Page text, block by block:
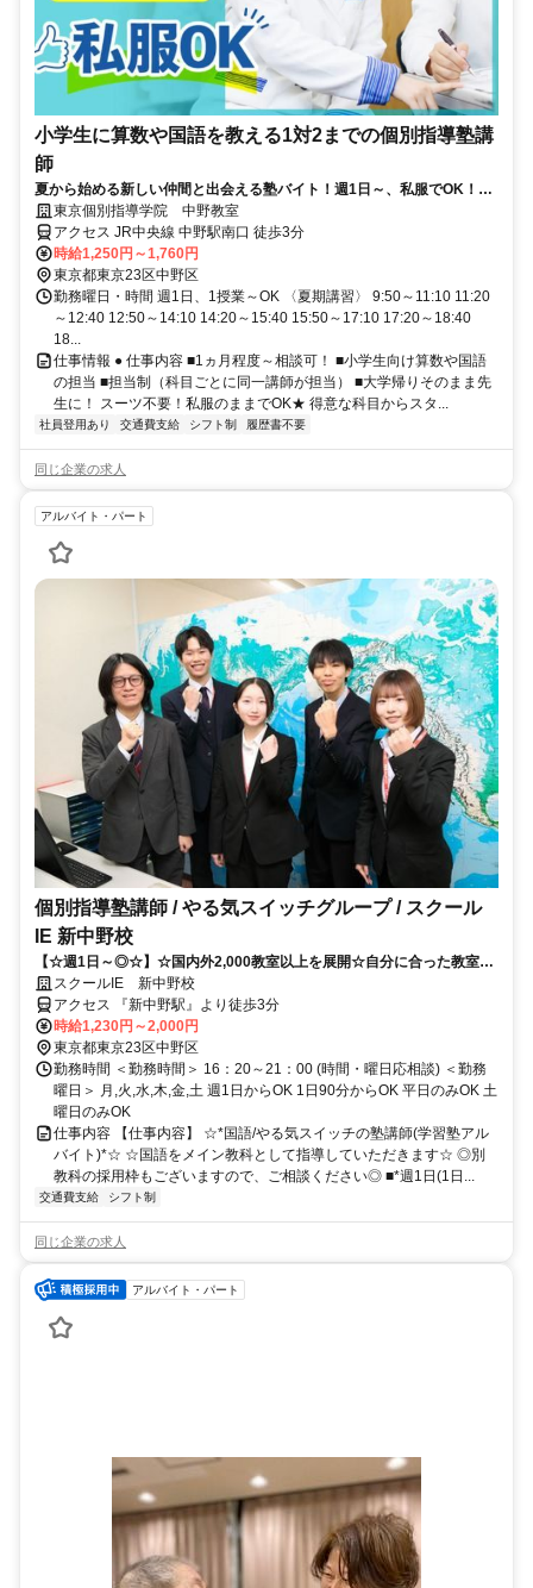
小学生に算数や国語を教える1対2までの個別指導塾講
師
夏から始める新しい仲間と出会える塾バイト！週1日～、私服でOK！テ
ストや帰省なども調整可能！
東京個別指導学院 中野教室
アクセス JR中央線 中野駅南口 徒歩3分
時給1,250円～1,760円
東京都東京23区中野区
勤務曜日・時間 週1日、1授業～OK 〈夏期講習〉 9:50～11:10 11:20
～12:40 12:50～14:10 14:20～15:40 15:50～17:10 17:20～18:40
18...
仕事情報 ● 仕事内容 ■1ヵ月程度～相談可！ ■小学生向け算数や国語
の担当 ■担当制（科目ごとに同一講師が担当） ■大学帰りそのまま先
生に！ スーツ不要！私服のままでOK★ 得意な科目からスタ...
社員登用あり 交通費支給 シフト制 履歴書不要
同じ企業の求人
アルバイト・パート
個別指導塾講師 / やる気スイッチグループ / スクール
IE 新中野校
【☆週1日～◎☆】☆国内外2,000教室以上を展開☆自分に合った教室が
見つかる！！
スクールIE 新中野校
アクセス 『新中野駅』より徒歩3分
時給1,230円～2,000円
東京都東京23区中野区
勤務時間 ＜勤務時間＞ 16：20～21：00 (時間・曜日応相談) ＜勤務
曜日＞ 月,火,水,木,金,土 週1日からOK 1日90分からOK 平日のみOK 土
曜日のみOK
仕事内容 【仕事内容】 ☆*国語/やる気スイッチの塾講師(学習塾アル
バイト)*☆ ☆国語をメイン教科として指導していただきます☆ ◎別
教科の採用枠もございますので、ご相談ください◎ ■*週1日(1日...
交通費支給 シフト制
同じ企業の求人
アルバイト・パート